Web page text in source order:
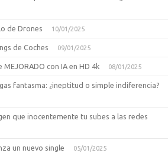
de Drones 10/01/2025
de Coches 09/01/2025
con IA en HD 4k 08/01/2025
fantasma: ¿ineptitud o simple indiferencia?
que inocentemente tu subes a las redes
un nuevo single 05/01/2025